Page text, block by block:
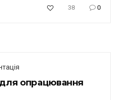
38 0
для опрацювання